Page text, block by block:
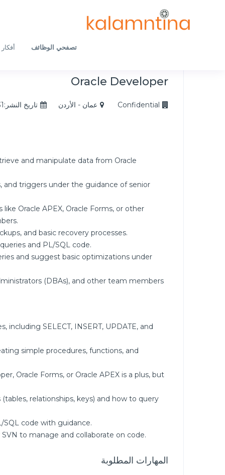
تصفحي الوظائف
Oracle Developer
Confidential عمان - الأردن تاريخ النشر:2024/12/31
and manipulate data from Oracle
and triggers under the guidance of senior
Oracle APEX, Oracle Forms, or other
and basic recovery processes.
and PL/SQL code.
and suggest basic optimizations under
(DBAs), and other team members
including SELECT, INSERT, UPDATE, and
simple procedures, functions, and
Oracle Forms, or Oracle APEX is a plus, but
relationships, keys) and how to query
SQL code with guidance.
to manage and collaborate on code.
المهارات المطلوبة